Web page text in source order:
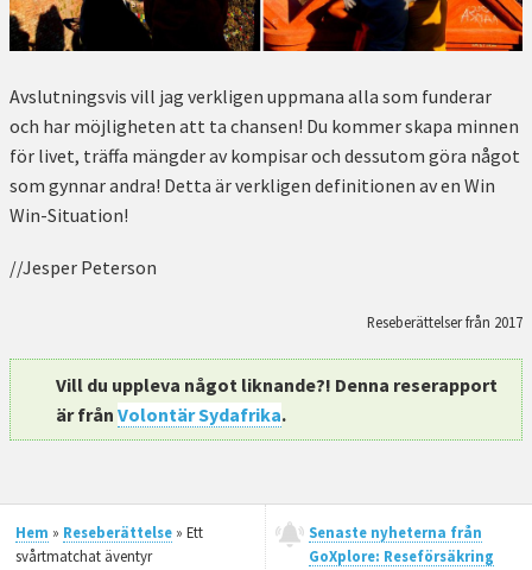
Avslutningsvis vill jag verkligen uppmana alla som funderar
och har möjligheten att ta chansen! Du kommer skapa minnen
för livet, träffa mängder av kompisar och dessutom göra något
som gynnar andra! Detta är verkligen definitionen av en Win
Win-Situation!
//Jesper Peterson
Reseberättelser från 2017
Vill du uppleva något liknande?! Denna reserapport
är frånVolontär Sydafrika.
Hem » Reseberättelse» Ett
svårtmatchat äventyr
Senaste nyheterna från
GoXplore: Reseförsäkring